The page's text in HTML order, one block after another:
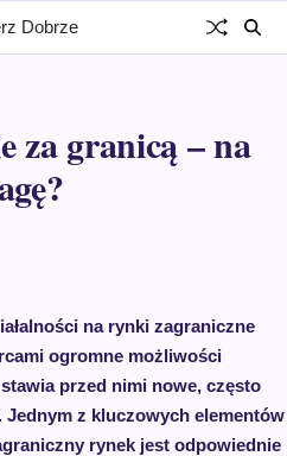
za granicą – na
na rynki zagraniczne
ogromne możliwości
przed nimi nowe, często
z kluczowych elementów
rynek jest odpowiednie